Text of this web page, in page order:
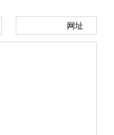
网址